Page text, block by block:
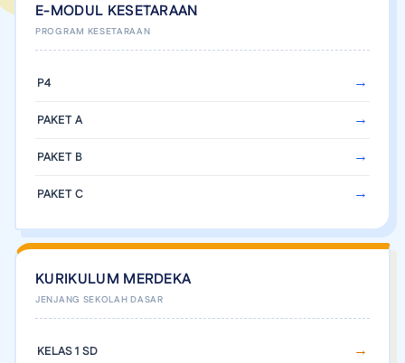
E-MODUL KESETARAAN
P4
PAKET A
PAKET B
PAKET C
KURIKULUM MERDEKA
KELAS 1 SD